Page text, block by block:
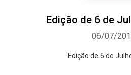
Edição de 6 de
06/07/
Edição de 6 de